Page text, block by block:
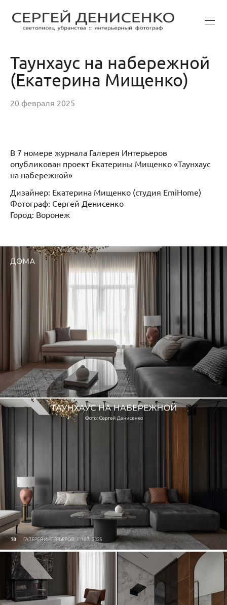
Таунхаус на набережной
(Екатерина Мищенко)
20 февраля 2025
В 7 номере журнала Галерея Интерьеров
опубликован проект Екатерины Мищенко «Таунхаус
на набережной»
Дизайнер: Екатерина Мищенко (студия EmiHome)
Фотограф: Сергей Денисенко
Город: Воронеж